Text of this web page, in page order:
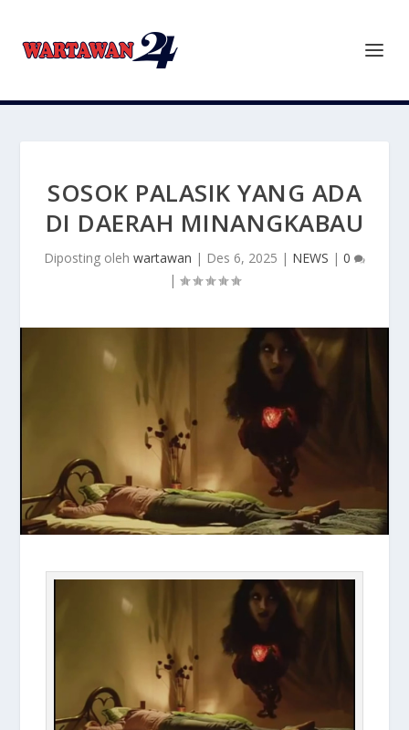
SOSOK PALASIK YANG ADA
DI DAERAH MINANGKABAU
Diposting oleh wartawan | Des 6, 2025 | NEWS | 0
|